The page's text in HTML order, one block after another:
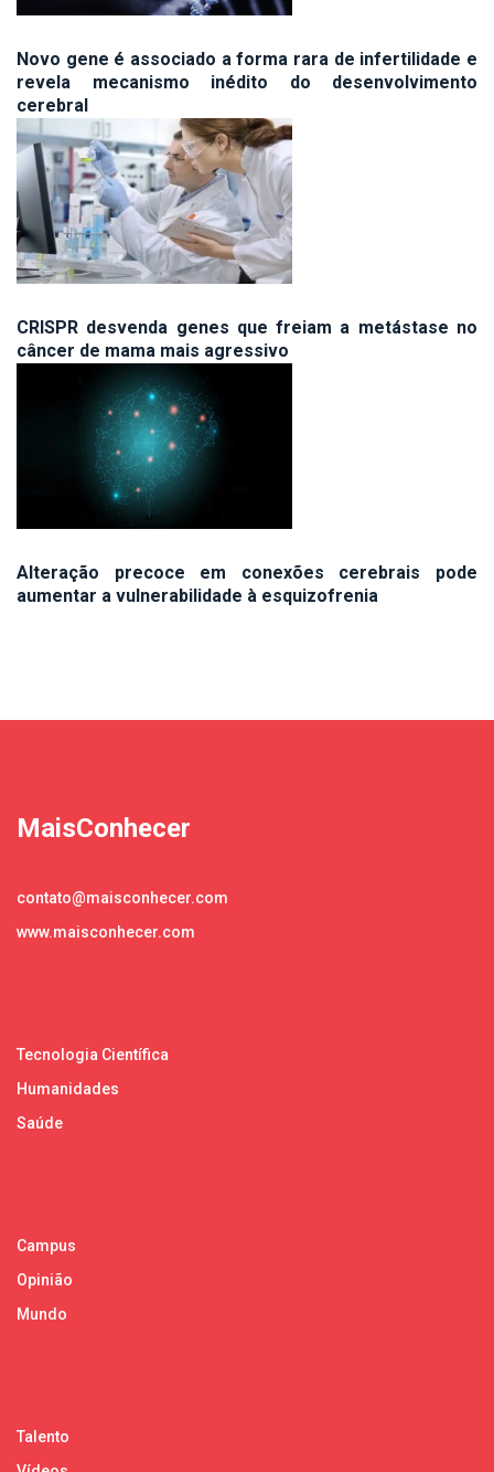
Novo gene é associado a forma rara de infertilidade e
revela mecanismo inédito do desenvolvimento
cerebral
CRISPR desvenda genes que freiam a metástase no
câncer de mama mais agressivo
Alteração precoce em conexões cerebrais pode
aumentar a vulnerabilidade à esquizofrenia
MaisConhecer
contato@maisconhecer.com
www.maisconhecer.com
Tecnologia Científica
Humanidades
Saúde
Campus
Opinião
Mundo
Talento